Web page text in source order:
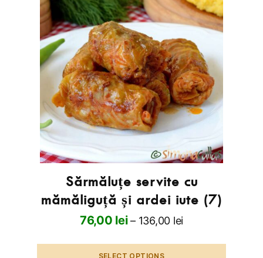
Sărmăluțe servite cu
mămăliguță și ardei iute (7)
76,00 lei– 136,00 lei
SELECT OPTIONS